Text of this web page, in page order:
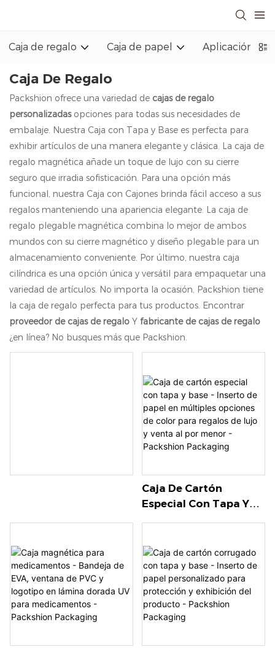
Caja de regalo Caja de papel Aplicación
Caja De Regalo
Packshion ofrece una variedad de cajas de regalo
personalizadas opciones para todas sus necesidades de
embalaje. Nuestra Caja con Tapa y Base es perfecta para
exhibir artículos de una manera elegante y clásica. La caja de
regalo magnética añade un toque de lujo con su cierre
seguro que irradia sofisticación. Para una opción más
funcional, nuestra Caja con Cajones brinda fácil acceso a sus
regalos manteniendo una apariencia elegante. La caja de
regalo plegable magnética combina lo mejor de ambos
mundos con su cierre magnético y diseño plegable para un
almacenamiento conveniente. Por último, nuestra caja
cilíndrica es una opción única y versátil para empaquetar una
variedad de artículos. No importa la ocasión, Packshion tiene
la caja de regalo perfecta para tus productos. Encontrar
proveedor de cajas de regalo Y fabricante de cajas de regalo
¿en línea? No busques más que Packshion.
Caja De Cartón
Especial Con Tapa Y
De Color Para Regalos
De Lujo Y Venta Al Por
Menor - Packshion
Packaging